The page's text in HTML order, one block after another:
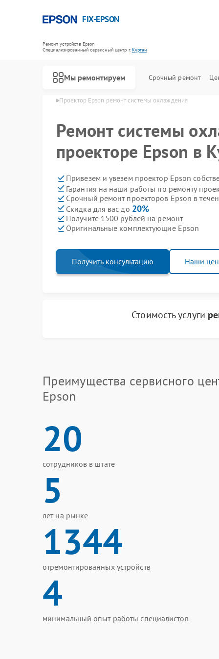
FIX-EPSON
Ремонт устройств Epson
Специализированный cервисный центр г.Курган
Мы ремонтируем Срочный ремонт
Epson в Кургане Проектор Epson ремонт системы охлаждения
Ремонт системы
проекторе Epson в
Привезем и увезем проектор Epson
Гарантия на наши работы по ремонту
Срочный ремонт проекторов Epson в
Скидка для вас до 20%
Получите 1500 рублей на ремонт
Оригинальные комплектующие Epson
Получить консультацию Наши
Стоимость услуги
Преимущества сервисного
Epson
20
сотрудников в штате
5
лет на рынке
1344
отремонтированных устройств
4
минимальный опыт работы специалистов